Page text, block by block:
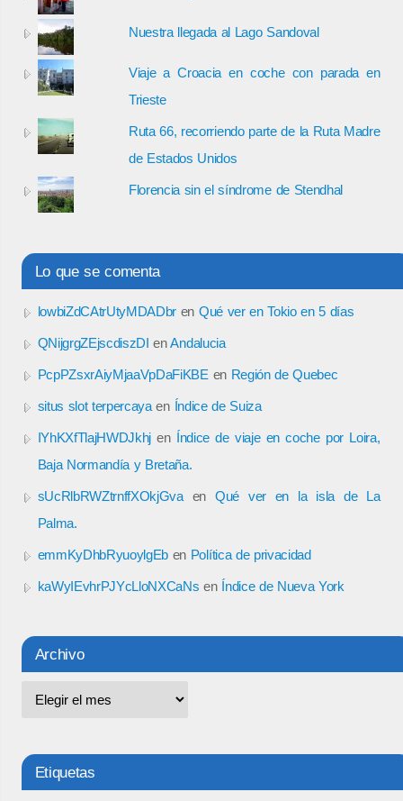
Nuestra llegada al Lago Sandoval
Viaje a Croacia en coche con parada en
Trieste
Ruta 66, recorriendo parte de la Ruta Madre
de Estados Unidos
Florencia sin el síndrome de Stendhal
Lo que se comenta
lowbiZdCAtrUtyMDADbr en Qué ver en Tokio en 5 días
QNijgrgZEjscdiszDI enAndalucia
PcpPZsxrAiyMjaaVpDaFiKBE en Región de Quebec
situs slot terpercayaen Índice de Suiza
IYhKXfTlajHWDJkhj en Índice de viaje en coche por Loira,
Baja Normandía y Bretaña.
sUcRlbRWZtrnffXOkjGvaen Qué ver en la isla de La
Palma.
emmKyDhbRyuoylgEb en Política de privacidad
kaWyIEvhrPJYcLloNXCaNs en Índice de Nueva York
Archivo
Etiquetas